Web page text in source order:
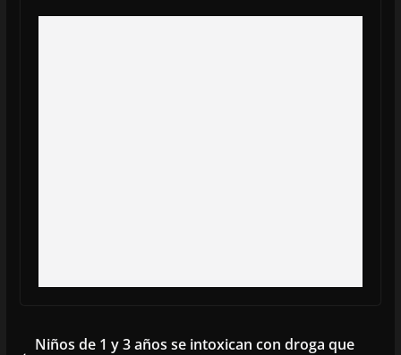
Niños de 1 y 3 años se intoxican con droga que